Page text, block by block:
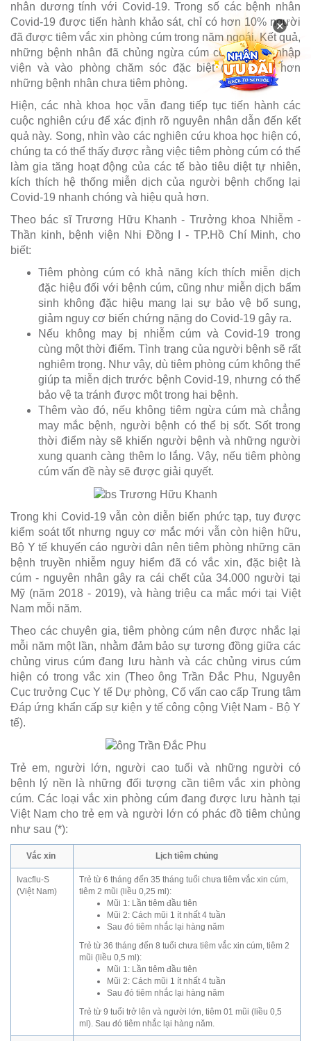
nhân dương tính với Covid-19. Trong số các bệnh nhân
Covid-19 được tiến hành khảo sát, chỉ có hơn 10% người
đã được tiêm vắc xin phòng cúm trong năm ngoái. Kết quả,
những bệnh nhân đã chủng ngừa cúm có nguy cơ nhập
viện và vào phòng chăm sóc đặc biệt (ICU) thấp hơn
những bệnh nhân chưa tiêm phòng.
Hiện, các nhà khoa học vẫn đang tiếp tục tiến hành các
cuộc nghiên cứu để xác định rõ nguyên nhân dẫn đến kết
quả này. Song, nhìn vào các nghiên cứu khoa học hiện có,
chúng ta có thể thấy được rằng việc tiêm phòng cúm có thể
làm gia tăng hoạt động của các tế bào tiêu diệt tự nhiên,
kích thích hệ thống miễn dịch của người bệnh chống lại
Covid-19 nhanh chóng và hiệu quả hơn.
Theo bác sĩ Trương Hữu Khanh - Trưởng khoa Nhiễm -
Thần kinh, bệnh viện Nhi Đồng I - TP.Hồ Chí Minh, cho
biết:
Tiêm phòng cúm có khả năng kích thích miễn dịch
đặc hiệu đối với bệnh cúm, cũng như miễn dịch bẩm
sinh không đặc hiệu mang lại sự bảo vệ bổ sung,
giảm nguy cơ biến chứng nặng do Covid-19 gây ra.
Nếu không may bị nhiễm cúm và Covid-19 trong
cùng một thời điểm. Tình trạng của người bệnh sẽ rất
nghiêm trọng. Như vậy, dù tiêm phòng cúm không thể
giúp ta miễn dịch trước bệnh Covid-19, nhưng có thể
bảo vệ ta tránh được một trong hai bệnh.
Thêm vào đó, nếu không tiêm ngừa cúm mà chẳng
may mắc bệnh, người bệnh có thể bị sốt. Sốt trong
thời điểm này sẽ khiến người bệnh và những người
xung quanh càng thêm lo lắng. Vậy, nếu tiêm phòng
cúm vấn đề này sẽ được giải quyết.
Trong khi Covid-19 vẫn còn diễn biến phức tạp, tuy được
kiểm soát tốt nhưng nguy cơ mắc mới vẫn còn hiện hữu,
Bộ Y tế khuyến cáo người dân nên tiêm phòng những căn
bệnh truyền nhiễm nguy hiểm đã có vắc xin, đặc biệt là
cúm - nguyên nhân gây ra cái chết của 34.000 người tại
Mỹ (năm 2018 - 2019), và hàng triệu ca mắc mới tại Việt
Nam mỗi năm.
Theo các chuyên gia, tiêm phòng cúm nên được nhắc lại
mỗi năm một lần, nhằm đảm bảo sự tương đồng giữa các
chủng virus cúm đang lưu hành và các chủng virus cúm
hiện có trong vắc xin (Theo ông Trần Đắc Phu, Nguyên
Cục trưởng Cục Y tế Dự phòng, Cố vấn cao cấp Trung tâm
Đáp ứng khẩn cấp sự kiện y tế công cộng Việt Nam - Bộ Y
tế).
Trẻ em, người lớn, người cao tuổi và những người có
bệnh lý nền là những đối tượng cần tiêm vắc xin phòng
cúm. Các loại vắc xin phòng cúm đang được lưu hành tại
Việt Nam cho trẻ em và người lớn có phác đồ tiêm chủng
như sau (*):
Vắc xin Lịch tiêm chủng
Ivacflu-S
(Việt Nam)
Trẻ từ 6 tháng đến 35 tháng tuổi chưa tiêm vắc xin cúm,
tiêm 2 mũi (liều 0,25 ml):
Mũi 1: Lần tiêm đầu tiên
Mũi 2: Cách mũi 1 ít nhất 4 tuần
Sau đó tiêm nhắc lại hàng năm
Trẻ từ 36 tháng đến 8 tuổi chưa tiêm vắc xin cúm, tiêm 2
mũi (liều 0,5 ml):
Mũi 1: Lần tiêm đầu tiên
Mũi 2: Cách mũi 1 ít nhất 4 tuần
Sau đó tiêm nhắc lại hàng năm
Trẻ từ 9 tuổi trở lên và người lớn, tiêm 01 mũi (liều 0,5
ml). Sau đó tiêm nhắc lại hàng năm.
×